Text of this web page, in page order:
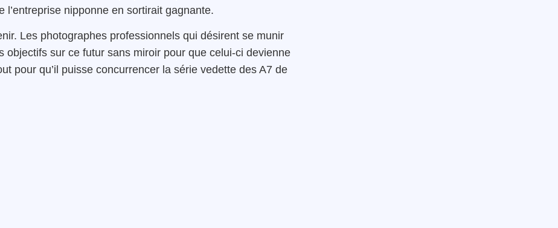
l’entreprise nipponne en sortirait gagnante.
Les photographes professionnels qui désirent se munir
objectifs sur ce futur sans miroir pour que celui-ci devienne
pour qu’il puisse concurrencer la série vedette des A7 de